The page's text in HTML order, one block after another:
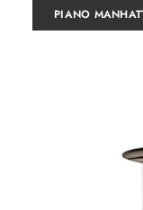
PIANO